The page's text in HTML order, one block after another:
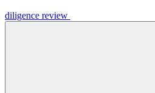
diligence review